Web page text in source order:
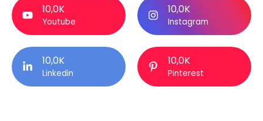
10,0K
Youtube
10,0K
Instagram
10,0K
Linkedin
10,0K
Pinterest